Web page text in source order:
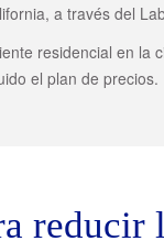
a través del
residencial en
el plan de precios.